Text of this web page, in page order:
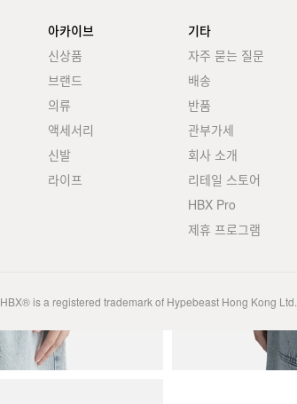
아카이브
신상품
브랜드
의류
액세서리
신발
라이프
기타
자주 묻는 질문
배송
반품
관부가세
회사 소개
리테일 스토어
HBX Pro
제휴 프로그램
HBX® is a registered trademark of Hypebeast Hong Kong Ltd.